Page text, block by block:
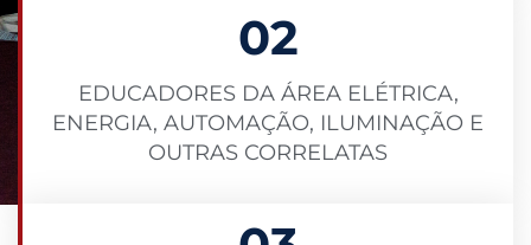
02
EDUCADORES DA ÁREA ELÉTRICA,
ENERGIA, AUTOMAÇÃO, ILUMINAÇÃO E
OUTRAS CORRELATAS